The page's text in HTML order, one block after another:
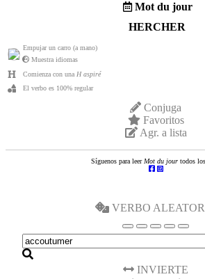
Mot du jour
HERCHER
Empujar un carro (a mano)
Muestra idiomas
Comienza con una H aspiré
El verbo es 100% regular
Conjuga
Favoritos
Agr. a lista
Síguenos para leer Mot du jourtodos los
VERBO
INVIERTE